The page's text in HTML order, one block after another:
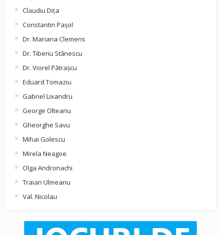
Claudiu Diţa
Constantin Pașol
Dr. Mariana Clemens
Dr. Tiberiu Stănescu
Dr. Viorel Pătraşcu
Eduard Tomaziu
Gabriel Lixandru
George Olteanu
Gheorghe Savu
Mihai Golescu
Mirela Neagoe
Olga Andronachi
Traian Ulmeanu
Val. Nicolau